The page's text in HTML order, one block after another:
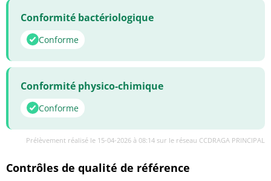
Conformité bactériologique
Conforme
Conformité physico-chimique
Conforme
Prélèvement réalisé le 15-04-2026 à 08:14 sur le réseau CCDRAGA PRINCIPAL
Contrôles de qualité de référence